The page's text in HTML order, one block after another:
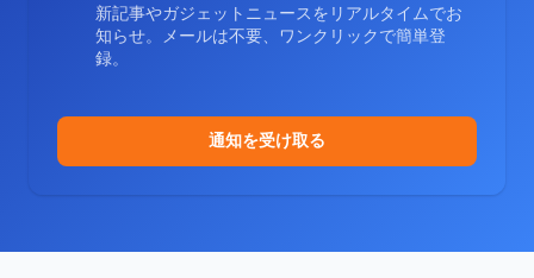
新記事やガジェットニュースをリアルタイムでお
知らせ。メールは不要、ワンクリックで簡単登
録。
通知を受け取る